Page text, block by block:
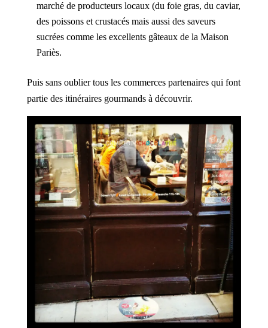
marché de producteurs locaux (du foie gras, du caviar,
des poissons et crustacés mais aussi des saveurs
sucrées comme les excellents gâteaux de la Maison
Pariès.
Puis sans oublier tous les commerces partenaires qui font
partie des itinéraires gourmands à découvrir.